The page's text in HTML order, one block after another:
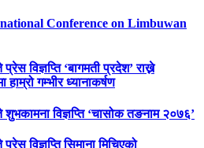
Conference on Limbuwan
विज्ञप्ति ‘बागमती प्रदेश’ राख्ने
गम्भीर ध्यानाकर्षण
विज्ञप्ति ‘चासोक तङनाम २०७६’
विज्ञप्ति सिमाना मिचिएको